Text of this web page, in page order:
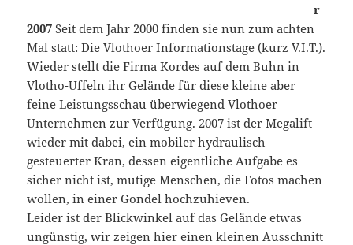
r
2007 Seit dem Jahr 2000 finden sie nun zum achten
Mal statt: Die Vlothoer Informationstage (kurz V.I.T.).
Wieder stellt die Firma Kordes auf dem Buhn in
Vlotho-Uffeln ihr Gelände für diese kleine aber
feine Leistungsschau überwiegend Vlothoer
Unternehmen zur Verfügung. 2007 ist der Megalift
wieder mit dabei, ein mobiler hydraulisch
gesteuerter Kran, dessen eigentliche Aufgabe es
sicher nicht ist, mutige Menschen, die Fotos machen
wollen, in einer Gondel hochzuhieven.
Leider ist der Blickwinkel auf das Gelände etwas
ungünstig, wir zeigen hier einen kleinen Ausschnitt